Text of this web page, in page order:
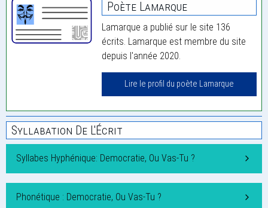
Poète Lamarque
Lamarque a publié sur le site 136
écrits. Lamarque est membre du site
depuis l'année 2020.
Lire le profil du poète Lamarque
Syllabation De L'Écrit
Syllabes Hyphénique: Democratie, Ou Vas-Tu ?
Phonétique : Democratie, Ou Vas-Tu ?